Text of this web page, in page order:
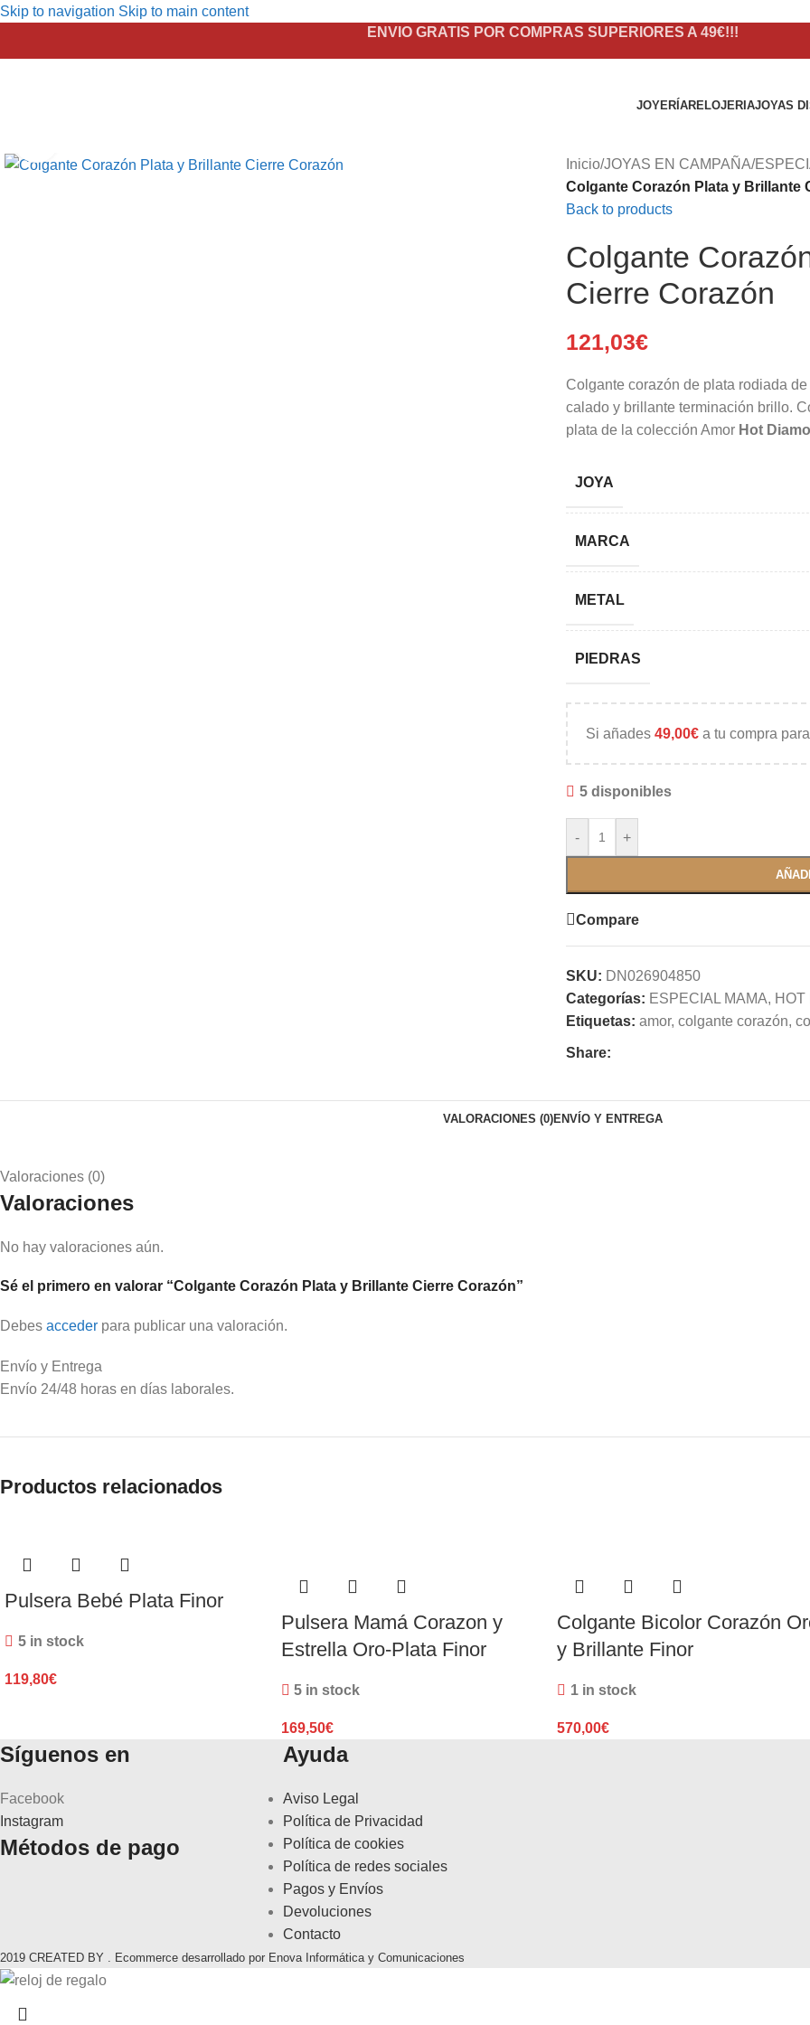
Skip to navigation Skip to main content
ENVIO GRATIS POR COMPRAS SUPERIORES A 49€!!!
JOYERÍARELOJERIAJOYAS
Inicio/JOYAS EN CAMPAÑA/
Colgante Corazón Plata y Brillante
Back to products
Colgante
Cierre Corazón
121,03€
Colgante corazón de plata rodiada
calado y brillante terminación brillo.
plata de la colección Amor Hot
JOYA
MARCA
METAL
PIEDRAS
Si añades 49,00€a tu compra
5 disponibles
- +
Compare
SKU: DN026904850
Categorías: ESPECIAL MAMA, HOT
Etiquetas: amor, colgante corazón,
Share:
VALORACIONES (0)ENVÍO Y ENTREGA
Valoraciones (0)
Valoraciones
No hay valoraciones aún.
Sé el primero en valorar “Colgante Corazón Plata y Brillante Cierre Corazón”
Debes acceder para publicar una valoración.
Envío y Entrega
Envío 24/48 horas en días laborales.
Productos relacionados
Pulsera Bebé Plata Finor
5 in stock
119,80€
Pulsera Mamá Corazon y
Estrella Oro-Plata Finor
5 in stock
169,50€
Colgante Bicolor Corazón
y Brillante Finor
1 in stock
570,00€
Síguenos en
Facebook
Instagram
Métodos de pago
Ayuda
Aviso Legal
Política de Privacidad
Política de cookies
Política de redes sociales
Pagos y Envíos
Devoluciones
Contacto
2019 CREATED BY . Ecommerce desarrollado por Enova Informática y Comunicaciones